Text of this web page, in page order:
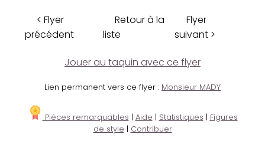
< Flyer
précédent
Retour à la
liste
Flyer
suivant >
Jouer au taquin avec ce flyer
Lien permanent vers ce flyer : Monsieur MADY
Pièces remarquables | Aide | Statistiques | Figures
de style | Contribuer